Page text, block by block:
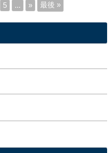
5 ... » 最後 »